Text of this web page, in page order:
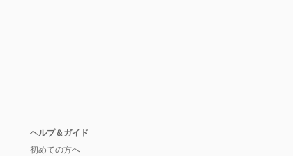
ヘルプ＆ガイド
初めての方へ